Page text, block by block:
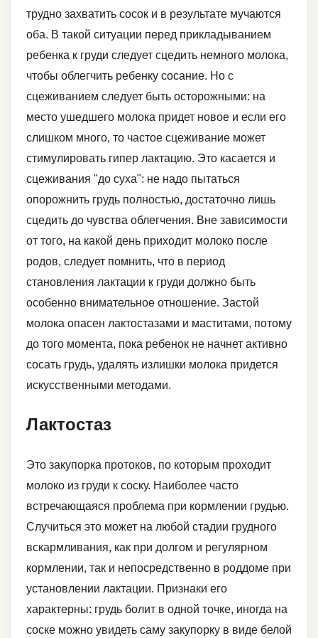
трудно захватить сосок и в результате мучаются
оба. В такой ситуации перед прикладыванием
ребенка к груди следует сцедить немного молока,
чтобы облегчить ребенку сосание. Но с
сцеживанием следует быть осторожными: на
место ушедшего молока придет новое и если его
слишком много, то частое сцеживание может
стимулировать гипер лактацию. Это касается и
сцеживания "до суха": не надо пытаться
опорожнить грудь полностью, достаточно лишь
сцедить до чувства облегчения. Вне зависимости
от того, на какой день приходит молоко после
родов, следует помнить, что в период
становления лактации к груди должно быть
особенно внимательное отношение. Застой
молока опасен лактостазами и маститами, потому
до того момента, пока ребенок не начнет активно
сосать грудь, удалять излишки молока придется
искусственными методами.
Лактостаз
Это закупорка протоков, по которым проходит
молоко из груди к соску. Наиболее часто
встречающаяся проблема при кормлении грудью.
Случиться это может на любой стадии грудного
вскармливания, как при долгом и регулярном
кормлении, так и непосредственно в роддоме при
установлении лактации. Признаки его
характерны: грудь болит в одной точке, иногда на
соске можно увидеть саму закупорку в виде белой